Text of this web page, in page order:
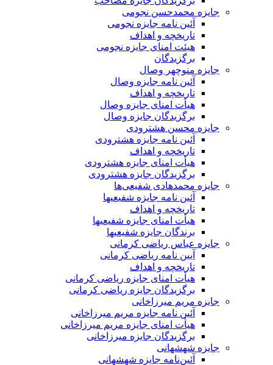
جایزه محمدحسن نجومی
آئین نامه جایزه نجومی
تاریخچه و اهداف
هیئت امنای جایزه نجومی
برگزیدگان
جایزه منوچهر وصال
آئین نامه جایزه وصال
تاریخچه و اهداف
هیأت امنای جایزه وصال
برگزیدگان جایزه وصال
جایزه محسن هشترودی
آئین نامه جایزه هشترودی
تاریخچه و اهداف
هیأت امنای جایزه هشترودی
برگزیدگان جایزه هشترودی
جایزه محمدهادی شفیعی‌ها
آئین نامه جایزه شفیعیها
تاریخچه و اهداف
هیأت امنای جایزه شفیعیها
برندگان جایزه شفیعیها
جایزه عباس ریاضی کرمانی
آیین نامه ریاضی کرمانی
تاریخچه و اهداف
هیأت امنای جایزه ریاضی کرمانی
برگزیدگان جایزه ریاضی کرمانی
جایزه مریم میرزاخانی
آئین نامه جایزه مریم میرزاخانی
هیأت امنای جایزه مریم میرزاخانی
برگزیدگان جایزه میرزاخانی
جایزه شهشهانی
آئین‌نامه جایزه شهشهانی